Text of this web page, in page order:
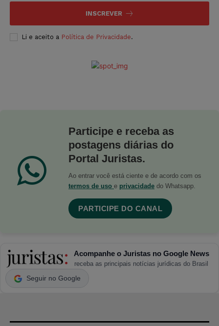
INSCREVER
Li e aceito a Política de Privacidade.
Participe e receba as
postagens diárias do
Portal Juristas.
Ao entrar você está ciente e de acordo com os
termos de uso e privacidade do Whatsapp.
PARTICIPE DO CANAL
Acompanhe o Juristas no Google News
receba as principais notícias jurídicas do Brasil
Seguir no Google